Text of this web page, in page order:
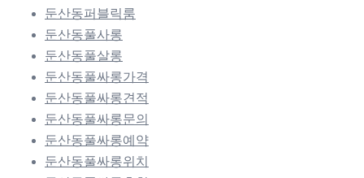
둔산동퍼블릭룸
둔산동풀사롱
둔산동풀살롱
둔산동풀싸롱가격
둔산동풀싸롱견적
둔산동풀싸롱문의
둔산동풀싸롱예약
둔산동풀싸롱위치